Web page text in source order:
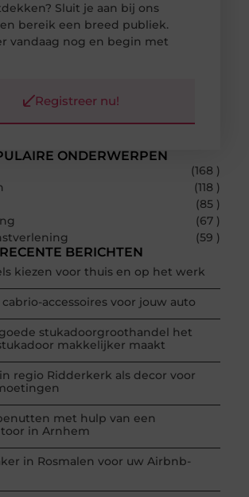
ONDERWERPEN
(168 )
(118 )
(85 )
(67 )
(59 )
RECENTE BERICHTEN
kiezen voor thuis en op het werk
accessoires voor jouw auto
stukadoorgroothandel het
makkelijker maakt
regio Ridderkerk als decor voor
met hulp van een
in Arnhem
in Rosmalen voor uw Airbnb-
Sluit je aan bij ons
bereik een breed publiek.
vandaag nog en begin met
Registreer nu!